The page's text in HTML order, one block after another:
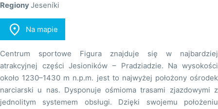
RegionyJeseníki
 Na mapie
Centrum sportowe Figura znajduje się w najbardziej
atrakcyjnej części Jesioników – Pradziadzie. Na wysokości
około 1230–1430 m n.p.m. jest to najwyżej położony ośrodek
narciarski u nas. Dysponuje ośmioma trasami zjazdowymi z
jednolitym systemem obsługi. Dzięki swojemu położeniu